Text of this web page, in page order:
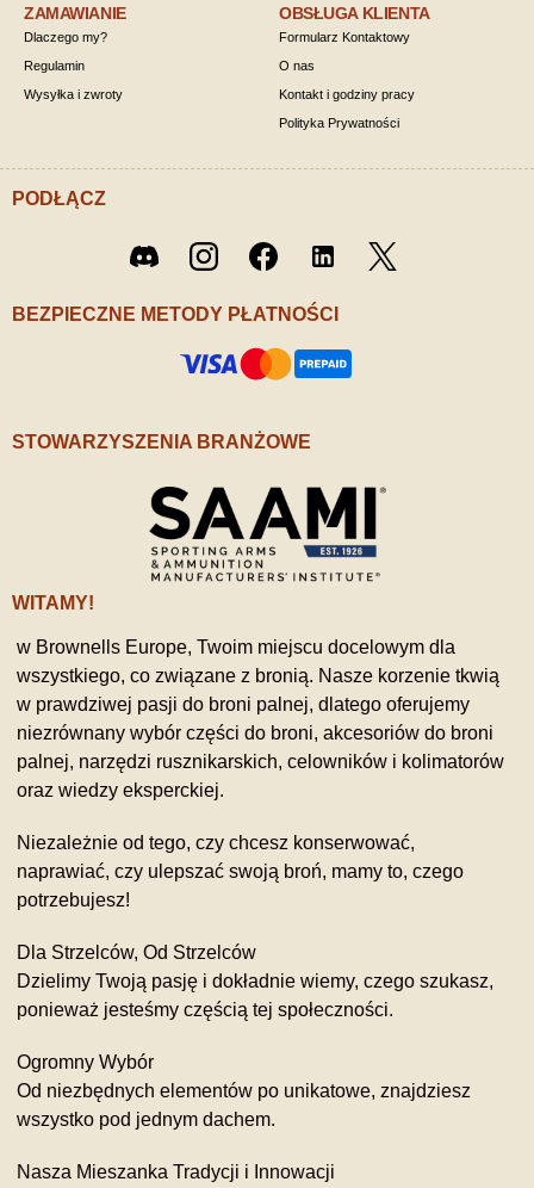
ZAMAWIANIE
Dlaczego my?
Regulamin
Wysyłka i zwroty
OBSŁUGA KLIENTA
Formularz Kontaktowy
O nas
Kontakt i godziny pracy
Polityka Prywatności
PODŁĄCZ
Discord Instagram Facebook LinkedIn
BEZPIECZNE METODY PŁATNOŚCI
STOWARZYSZENIA BRANŻOWE
WITAMY!
w Brownells Europe, Twoim miejscu docelowym dla
wszystkiego, co związane z bronią. Nasze korzenie tkwią
w prawdziwej pasji do broni palnej, dlatego oferujemy
niezrównany wybór części do broni, akcesoriów do broni
palnej, narzędzi rusznikarskich, celowników i kolimatorów
oraz wiedzy eksperckiej.
Niezależnie od tego, czy chcesz konserwować,
naprawiać, czy ulepszać swoją broń, mamy to, czego
potrzebujesz!
Dla Strzelców, Od Strzelców
Dzielimy Twoją pasję i dokładnie wiemy, czego szukasz,
ponieważ jesteśmy częścią tej społeczności.
Ogromny Wybór
Od niezbędnych elementów po unikatowe, znajdziesz
wszystko pod jednym dachem.
Nasza Mieszanka Tradycji i Innowacji